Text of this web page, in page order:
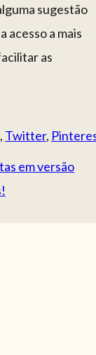
sugestão
acesso a mais
as
, Twitter,
em versão